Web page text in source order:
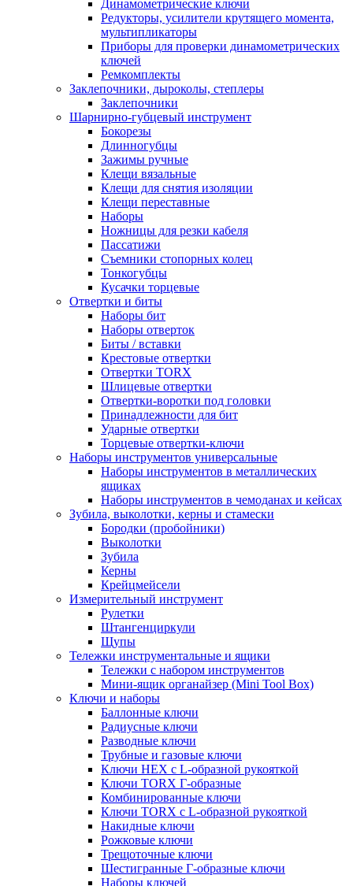
Динамометрические ключи
Редукторы, усилители крутящего момента,
мультипликаторы
Приборы для проверки динамометрических
ключей
Ремкомплекты
Заклепочники, дыроколы, степлеры
Заклепочники
Шарнирно-губцевый инструмент
Бокорезы
Длинногубцы
Зажимы ручные
Клещи вязальные
Клещи для снятия изоляции
Клещи переставные
Наборы
Ножницы для резки кабеля
Пассатижи
Съемники стопорных колец
Тонкогубцы
Кусачки торцевые
Отвертки и биты
Наборы бит
Наборы отверток
Биты / вставки
Крестовые отвертки
Отвертки TORX
Шлицевые отвертки
Отвертки-воротки под головки
Принадлежности для бит
Ударные отвертки
Торцевые отвертки-ключи
Наборы инструментов универсальные
Наборы инструментов в металлических
ящиках
Наборы инструментов в чемоданах и кейсах
Зубила, выколотки, керны и стамески
Бородки (пробойники)
Выколотки
Зубила
Керны
Крейцмейсели
Измерительный инструмент
Рулетки
Штангенциркули
Щупы
Тележки инструментальные и ящики
Тележки с набором инструментов
Мини-ящик органайзер (Mini Tool Box)
Ключи и наборы
Баллонные ключи
Радиусные ключи
Разводные ключи
Трубные и газовые ключи
Ключи HEX с L-образной рукояткой
Ключи TORX Г-образные
Комбинированные ключи
Ключи TORX с L-образной рукояткой
Накидные ключи
Рожковые ключи
Трещоточные ключи
Шестигранные Г-образные ключи
Наборы ключей